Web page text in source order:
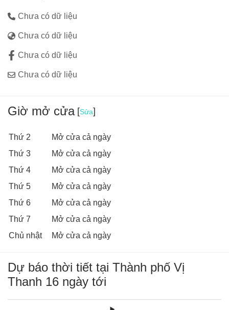
Chưa có dữ liệu
Chưa có dữ liệu
Chưa có dữ liệu
Chưa có dữ liệu
Giờ mở cửa [Sửa]
Thứ 2
Mở cửa cả ngày
Thứ 3
Mở cửa cả ngày
Thứ 4
Mở cửa cả ngày
Thứ 5
Mở cửa cả ngày
Thứ 6
Mở cửa cả ngày
Thứ 7
Mở cửa cả ngày
Chủ nhật
Mở cửa cả ngày
Dự báo thời tiết tại Thành phố Vị
Thanh 16 ngày tới